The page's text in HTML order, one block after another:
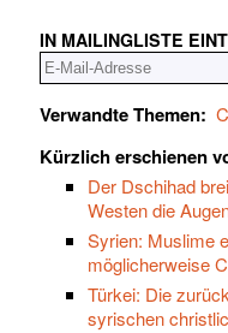
IN MAILINGLISTE
Verwandte Themen:
Kürzlich erschienen
Der Dschihad
Westen die
Syrien: Muslime
möglicherweise
Türkei: Die
syrischen